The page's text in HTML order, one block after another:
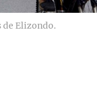
de Elizondo.